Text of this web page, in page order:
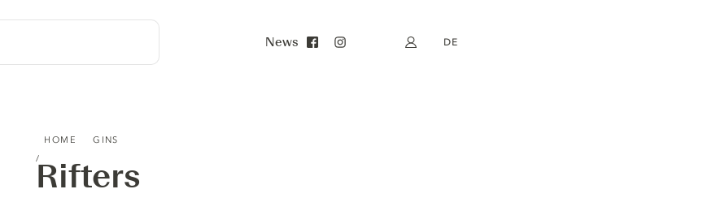
News Mein Konto
DE
HOME GINS
Rifters